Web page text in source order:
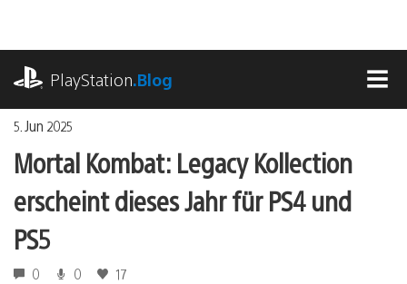
springen
PlayStation.Blog
5. Jun 2025
Mortal Kombat: Legacy Kollection
erscheint dieses Jahr für PS4 und
PS5
0 0 17